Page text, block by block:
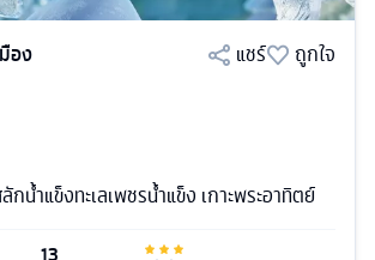
อง แชร์
ถูกใจ
กน้ำแข็งทะเลเพชรน้ำแข็ง เกาะพระอาทิตย์